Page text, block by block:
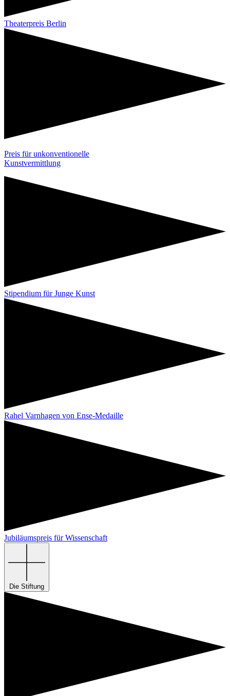
Theaterpreis Berlin
Preis für unkonventionelle
Kunstvermittlung
Stipendium für Junge Kunst
Rahel Varnhagen von Ense-Medaille
Jubiläumspreis für Wissenschaft
Die Stiftung